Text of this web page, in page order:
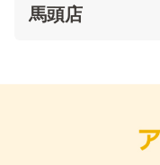
馬頭店